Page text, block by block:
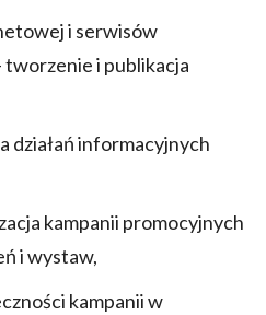
i serwisów
tworzenie i publikacja
działań informacyjnych
kampanii promocyjnych
i wystaw,
kampanii w